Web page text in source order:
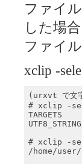
ファイ
した場
ファイ
xclip -
(urxvt で文
# xclip -
TARGETS
UTF8_STRING
# xclip -
/home/